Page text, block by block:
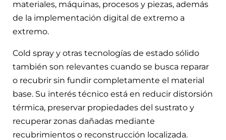
materiales, máquinas, procesos y piezas, además
de la implementación digital de extremo a
extremo.
Cold spray y otras tecnologías de estado sólido
también son relevantes cuando se busca reparar
o recubrir sin fundir completamente el material
base. Su interés técnico está en reducir distorsión
térmica, preservar propiedades del sustrato y
recuperar zonas dañadas mediante
recubrimientos o reconstrucción localizada.